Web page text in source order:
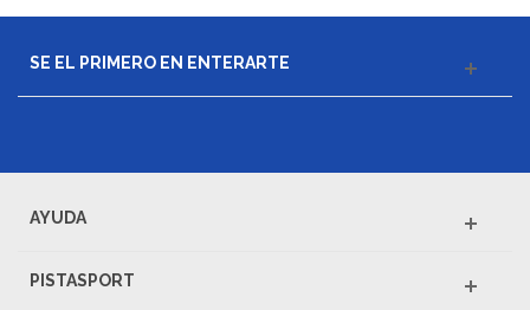
SE EL PRIMERO EN ENTERARTE
AYUDA
PISTASPORT